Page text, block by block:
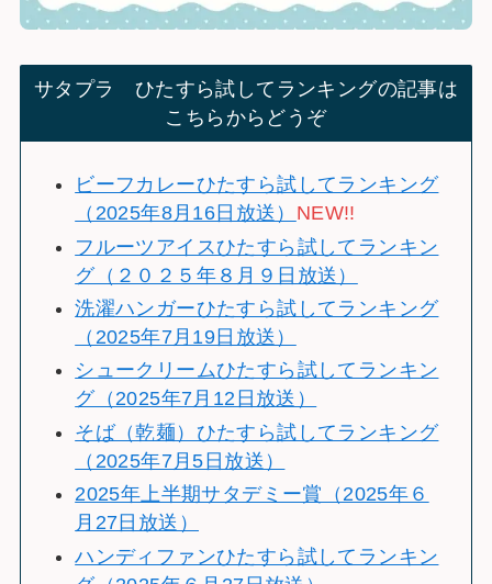
サタプラ ひたすら試してランキングの記事は
こちらからどうぞ
ビーフカレーひたすら試してランキング
（2025年8月16日放送） NEW!!
フルーツアイスひたすら試してランキン
グ（２０２５年８月９日放送）
洗濯ハンガーひたすら試してランキング
（2025年7月19日放送）
シュークリームひたすら試してランキン
グ（2025年7月12日放送）
そば（乾麺）ひたすら試してランキング
（2025年7月5日放送）
2025年上半期サタデミー賞（2025年６
月27日放送）
ハンディファンひたすら試してランキン